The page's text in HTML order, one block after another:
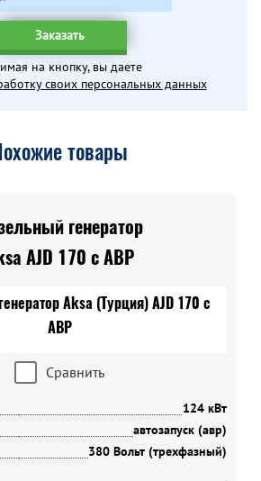
Заказать
на кнопку, вы даете
своих персональных данных
товары
генератор
AJD 170 с АВР
Сравнить
124 кВт
автозапуск (авр)
380 Вольт (трехфазный)